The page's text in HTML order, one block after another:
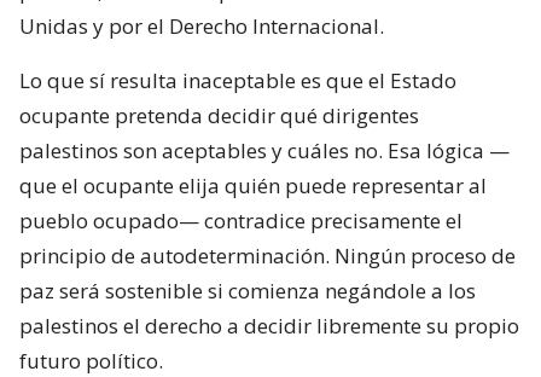
Unidas y por el Derecho Internacional.
Lo que sí resulta inaceptable es que el Estado
ocupante pretenda decidir qué dirigentes
palestinos son aceptables y cuáles no. Esa lógica —
que el ocupante elija quién puede representar al
pueblo ocupado— contradice precisamente el
principio de autodeterminación. Ningún proceso de
paz será sostenible si comienza negándole a los
palestinos el derecho a decidir libremente su propio
futuro político.